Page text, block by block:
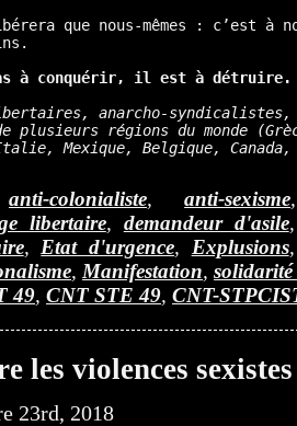
que nous-mêmes : c’est à
à conquérir, il est à détruire.
anarcho-syndicalistes,
régions du monde
Mexique, Belgique, Canada,
anti-colonialiste,anti-sexisme
libertaire, demandeur d'asile
, Etat d'urgence, Explusions
, Manifestation, solidarité
49, CNT STE 49, CNT-
les violences
23rd, 2018